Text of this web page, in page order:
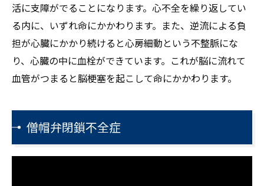
活に支障がでることになります。心不全を繰り返してい
る内に、いずれ命にかかわります。また、逆流による負
担が心臓にかかり続けると心房細動という不整脈にな
り、心臓の中に血栓ができています。これが脳に流れて
血管がつまると脳梗塞を起こして命にかかわります。
僧帽弁閉鎖不全症